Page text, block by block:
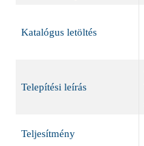
Katalógus letöltés
Telepítési leírás
Teljesítmény